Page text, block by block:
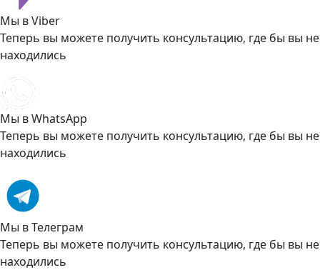
Мы в Viber
Теперь вы можете получить консультацию, где бы вы не
находились
Мы в WhatsApp
Теперь вы можете получить консультацию, где бы вы не
находились
Мы в Телеграм
Теперь вы можете получить консультацию, где бы вы не
находились